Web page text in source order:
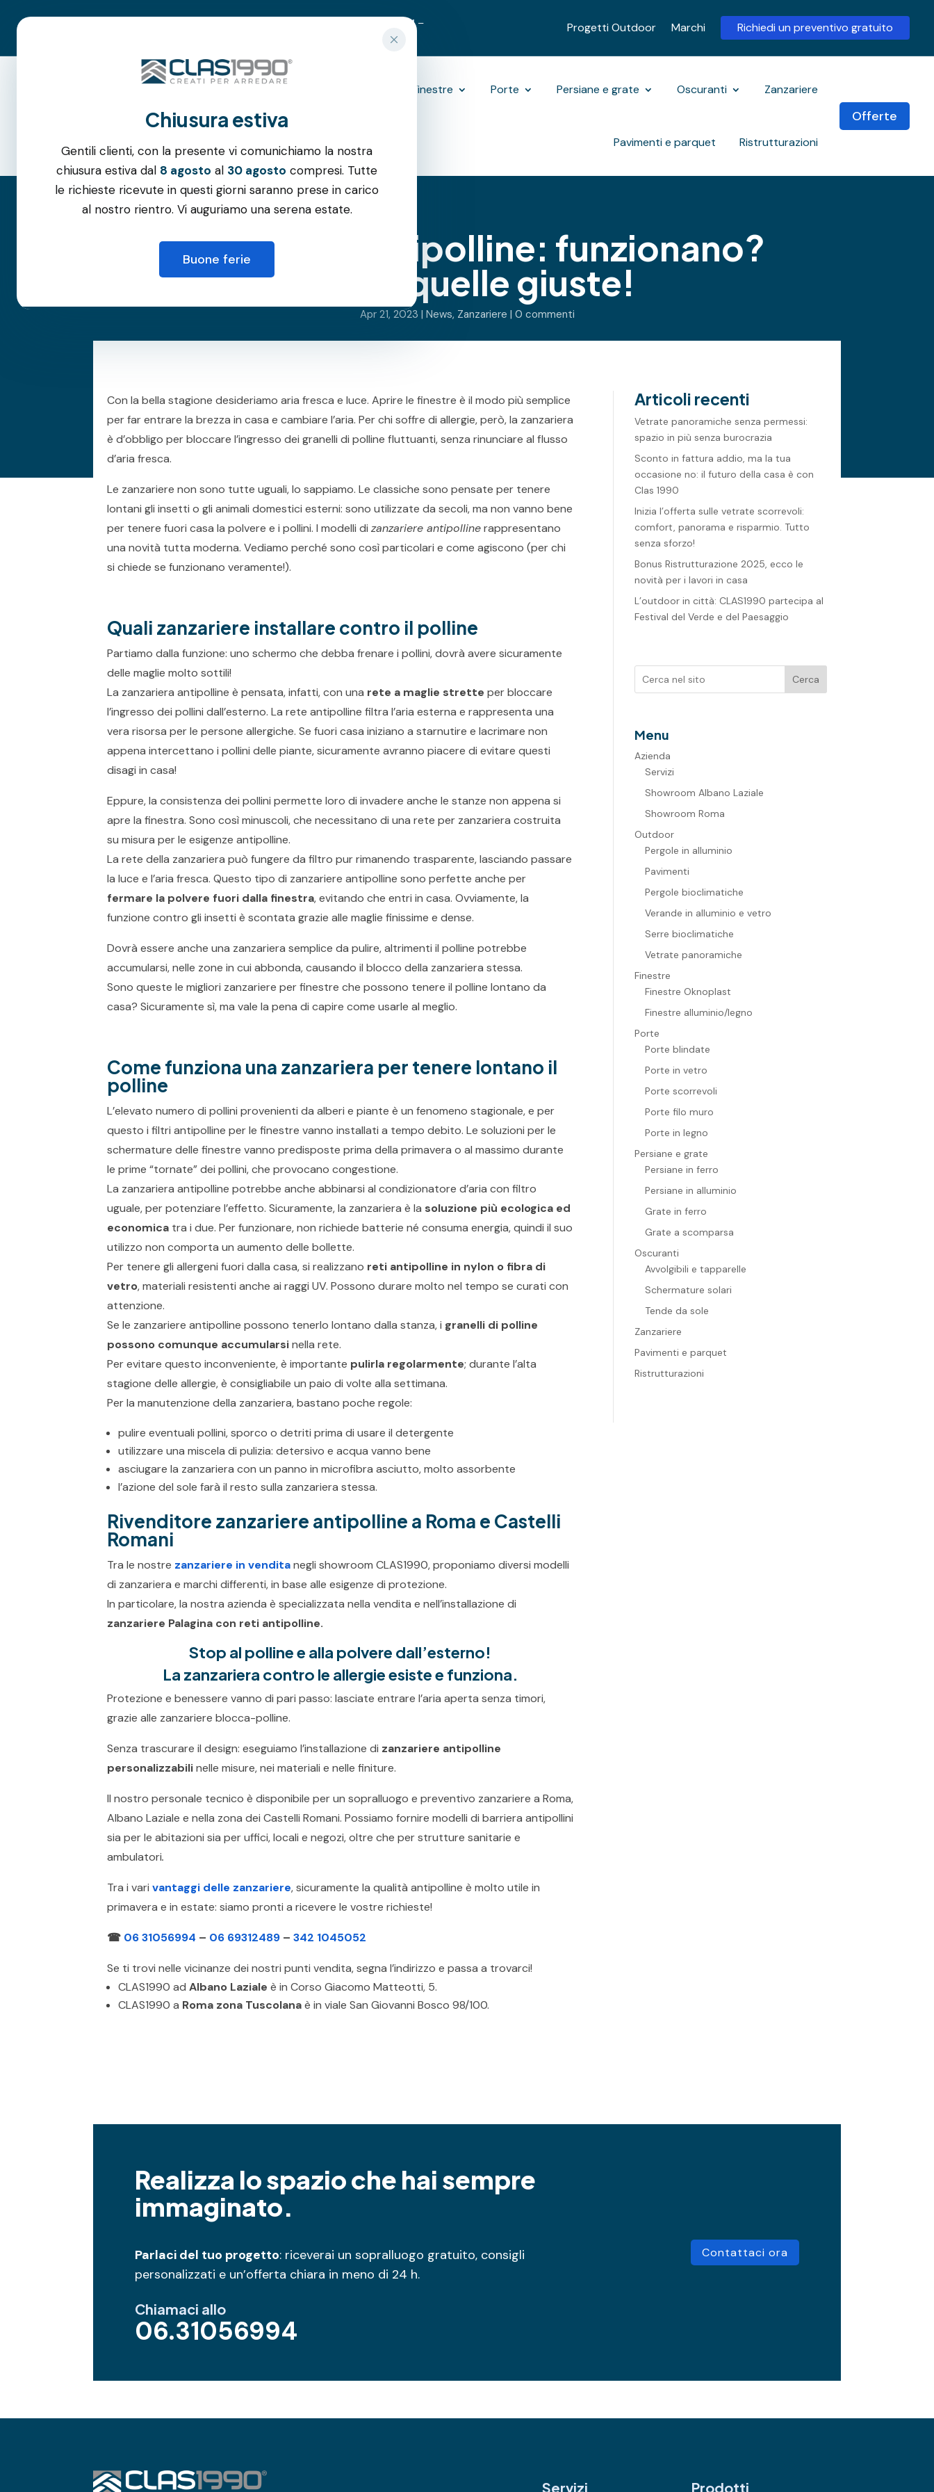
Chiusura estiva
Gentili clienti, con la presente vi comunichiamo la nostra
chiusura estiva dal 8 agosto al 30 agosto compresi. Tutte
le richieste ricevute in questi giorni saranno prese in carico
al nostro rientro. Vi auguriamo una serena estate.
Buone ferie
3701270731– Progetti Outdoor Marchi Richiedi un preventivo gratuito
Finestre Porte Persiane e grate Oscuranti Zanzariere
Pavimenti e parquet Ristrutturazioni
Offerte
Zanzariere Antipolline: funzionano?
Sì, ma quelle giuste!
Apr 21, 2023 | News, Zanzariere | 0 commenti
Con la bella stagione desideriamo aria fresca e luce. Aprire le finestre è il modo più semplice
per far entrare la brezza in casa e cambiare l’aria. Per chi soffre di allergie, però, la zanzariera
è d’obbligo per bloccare l’ingresso dei granelli di polline fluttuanti, senza rinunciare al flusso
d’aria fresca.
Le zanzariere non sono tutte uguali, lo sappiamo. Le classiche sono pensate per tenere
lontani gli insetti o gli animali domestici esterni: sono utilizzate da secoli, ma non vanno bene
per tenere fuori casa la polvere e i pollini. I modelli dizanzariere antipollinerappresentano
una novità tutta moderna. Vediamo perché sono così particolari e come agiscono (per chi
si chiede se funzionano veramente!).
Quali zanzariere installare contro il polline
Partiamo dalla funzione: uno schermo che debba frenare i pollini, dovrà avere sicuramente
delle maglie molto sottili!
La zanzariera antipolline è pensata, infatti, con una rete a maglie stretteper bloccare
l’ingresso dei pollini dall’esterno. La rete antipolline filtra l’aria esterna e rappresenta una
vera risorsa per le persone allergiche. Se fuori casa iniziano a starnutire e lacrimare non
appena intercettano i pollini delle piante, sicuramente avranno piacere di evitare questi
disagi in casa!
Eppure, la consistenza dei pollini permette loro di invadere anche le stanze non appena si
apre la finestra. Sono così minuscoli, che necessitano di una rete per zanzariera costruita
su misura per le esigenze antipolline.
La rete della zanzariera può fungere da filtro pur rimanendo trasparente, lasciando passare
la luce e l’aria fresca. Questo tipo di zanzariere antipolline sono perfette anche per
fermare la polvere fuori dalla finestra, evitando che entri in casa. Ovviamente, la
funzione contro gli insetti è scontata grazie alle maglie finissime e dense.
Dovrà essere anche una zanzariera semplice da pulire, altrimenti il polline potrebbe
accumularsi, nelle zone in cui abbonda, causando il blocco della zanzariera stessa.
Sono queste le migliori zanzariere per finestre che possono tenere il polline lontano da
casa? Sicuramente sì, ma vale la pena di capire come usarle al meglio.
Come funziona una zanzariera per tenere lontano il
polline
L’elevato numero di pollini provenienti da alberi e piante è un fenomeno stagionale, e per
questo i filtri antipolline per le finestre vanno installati a tempo debito. Le soluzioni per le
schermature delle finestre vanno predisposte prima della primavera o al massimo durante
le prime “tornate” dei pollini, che provocano congestione.
La zanzariera antipolline potrebbe anche abbinarsi al condizionatore d’aria con filtro
uguale, per potenziare l’effetto. Sicuramente, la zanzariera è la soluzione più ecologica ed
economica tra i due. Per funzionare, non richiede batterie né consuma energia, quindi il suo
utilizzo non comporta un aumento delle bollette.
Per tenere gli allergeni fuori dalla casa, si realizzano reti antipolline in nylon o fibra di
vetro, materiali resistenti anche ai raggi UV. Possono durare molto nel tempo se curati con
attenzione.
Se le zanzariere antipolline possono tenerlo lontano dalla stanza, i granelli di polline
possono comunque accumularsinella rete.
Per evitare questo inconveniente, è importante pulirla regolarmente; durante l’alta
stagione delle allergie, è consigliabile un paio di volte alla settimana.
Per la manutenzione della zanzariera, bastano poche regole:
pulire eventuali pollini, sporco o detriti prima di usare il detergente
utilizzare una miscela di pulizia: detersivo e acqua vanno bene
asciugare la zanzariera con un panno in microfibra asciutto, molto assorbente
l’azione del sole farà il resto sulla zanzariera stessa.
Rivenditore zanzariere antipolline a Roma e Castelli
Romani
Tra le nostre zanzariere in vendita negli showroom CLAS1990, proponiamo diversi modelli
di zanzariera e marchi differenti, in base alle esigenze di protezione.
In particolare, la nostra azienda è specializzata nella vendita e nell’installazione di
zanzariere Palagina con reti antipolline.
Stop al polline e alla polvere dall’esterno!
La zanzariera contro le allergie esiste e funziona.
Protezione e benessere vanno di pari passo: lasciate entrare l’aria aperta senza timori,
grazie alle zanzariere blocca-polline.
Senza trascurare il design: eseguiamo l’installazione di zanzariere antipolline
personalizzabilinelle misure, nei materiali e nelle finiture.
Il nostro personale tecnico è disponibile per un sopralluogo e preventivo zanzariere a Roma,
Albano Laziale e nella zona dei Castelli Romani. Possiamo fornire modelli di barriera antipollini
sia per le abitazioni sia per uffici, locali e negozi, oltre che per strutture sanitarie e
ambulatori.
Tra i varivantaggi delle zanzariere, sicuramente la qualità antipolline è molto utile in
primavera e in estate: siamo pronti a ricevere le vostre richieste!
☎ 06 31056994 – 06 69312489 –342 1045052
Se ti trovi nelle vicinanze dei nostri punti vendita, segna l’indirizzo e passa a trovarci!
CLAS1990 adAlbano Laziale è in Corso Giacomo Matteotti, 5.
CLAS1990 a Roma zona Tuscolanaè in viale San Giovanni Bosco 98/100.
Articoli recenti
Vetrate panoramiche senza permessi:
spazio in più senza burocrazia
Sconto in fattura addio, ma la tua
occasione no: il futuro della casa è con
Clas 1990
Inizia l’offerta sulle vetrate scorrevoli:
comfort, panorama e risparmio. Tutto
senza sforzo!
Bonus Ristrutturazione 2025, ecco le
novità per i lavori in casa
L’outdoor in città: CLAS1990 partecipa al
Festival del Verde e del Paesaggio
Cerca
Menu
Azienda
Servizi
Showroom Albano Laziale
Showroom Roma
Outdoor
Pergole in alluminio
Pavimenti
Pergole bioclimatiche
Verande in alluminio e vetro
Serre bioclimatiche
Vetrate panoramiche
Finestre
Finestre Oknoplast
Finestre alluminio/legno
Porte
Porte blindate
Porte in vetro
Porte scorrevoli
Porte filo muro
Porte in legno
Persiane e grate
Persiane in ferro
Persiane in alluminio
Grate in ferro
Grate a scomparsa
Oscuranti
Avvolgibili e tapparelle
Schermature solari
Tende da sole
Zanzariere
Pavimenti e parquet
Ristrutturazioni
Realizza lo spazio che hai sempre
immaginato.
Parlaci del tuo progetto: riceverai un sopralluogo gratuito, consigli
personalizzati e un’offerta chiara in meno di 24 h.
Chiamaci allo
06.31056994
Contattaci ora
Servizi Prodotti